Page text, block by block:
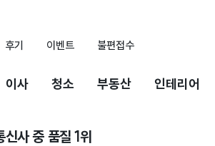
후기 이벤트 불편접수
이사 청소 부동산 인테리어
사 중 품질 1위